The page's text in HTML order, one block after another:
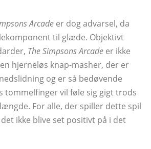
Arcade er dog advarsel, da
til glæde. Objektivt
The Simpsons Arcade er ikke
hjerneløs knap-masher, der er
og er så bedøvende
tommelfinger vil føle sig gigt trods
For alle, der spiller dette spil
ikke blive set positivt på i det